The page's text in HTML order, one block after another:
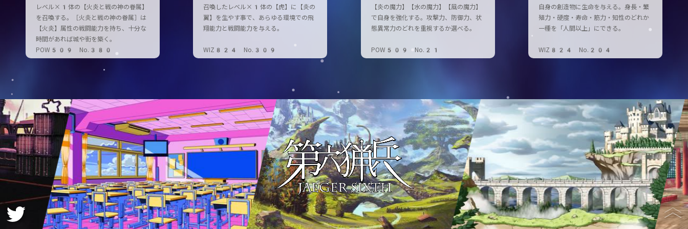
レベル×1体の【火炎と戦の神の眷属】
を召喚する。［火炎と戦の神の眷属］は
【火炎】属性の戦闘能力を持ち、十分な
時間があれば城や街を築く。
POW509 No.380
召喚したレベル×1体の【虎】に【炎の
翼】を生やす事で、あらゆる環境での飛
翔能力と戦闘能力を与える。
WIZ824 No.309
【炎の魔力】【水の魔力】【風の魔力】
で自身を強化する。攻撃力、防御力、状
態異常力のどれを重視するか選べる。
POW509 No.21
自身の創造物に生命を与える。身長・繁
殖力・硬度・寿命・筋力・知性のどれか
一種を「人間以上」にできる。
WIZ824 No.204